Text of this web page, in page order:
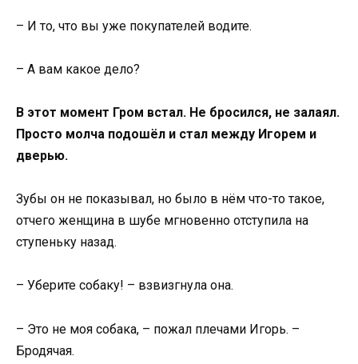
– И то, что вы уже покупателей водите.
– А вам какое дело?
В этот момент Гром встал. Не бросился, не залаял.
Просто молча подошёл и стал между Игорем и
дверью.
Зубы он не показывал, но было в нём что-то такое,
отчего женщина в шубе мгновенно отступила на
ступеньку назад.
– Уберите собаку! – взвизгнула она.
– Это не моя собака, – пожал плечами Игорь. –
Бродячая.